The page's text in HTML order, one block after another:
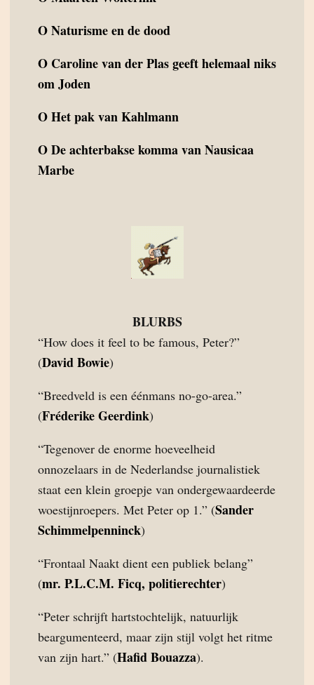
ONaturisme en de dood
O Caroline van der Plas geeft helemaal niks
om Joden
OHet pak van Kahlmann
ODe achterbakse komma van Nausicaa
Marbe
BLURBS
“How does it feel to be famous, Peter?”
(David Bowie)
“Breedveld is een éénmans no-go-area.”
(Fréderike Geerdink)
“Tegenover de enorme hoeveelheid
onnozelaars in de Nederlandse journalistiek
staat een klein groepje van ondergewaardeerde
woestijnroepers. Met Peter op 1.” (Sander
Schimmelpenninck)
“Frontaal Naakt dient een publiek belang”
(mr. P.L.C.M. Ficq, politierechter)
“Peter schrijft hartstochtelijk, natuurlijk
beargumenteerd, maar zijn stijl volgt het ritme
van zijn hart.” (Hafid Bouazza).